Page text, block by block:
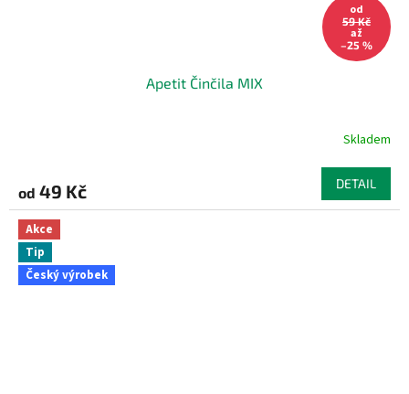
od
59 Kč
až
–25 %
Apetit Činčila MIX
Skladem
od 49 Kč DETAIL
Akce
Tip
Český výrobek